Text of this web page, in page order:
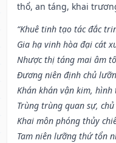
thổ, an táng, khai
“Khuê tinh tạo tác đắc
Gia hạ vinh hòa đại cát
Nhược thị táng mai âm
Đương niên định chủ
Khán khán vận kim, hình
Trùng trùng quan sự,
Khai môn phóng thủy
Tam niên lưỡng thứ tổn